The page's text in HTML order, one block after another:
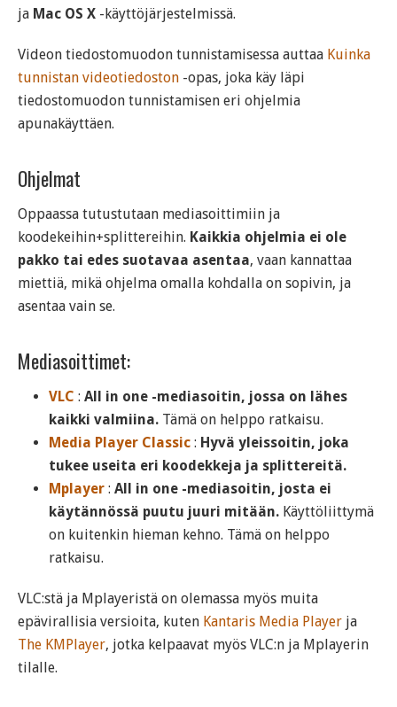
ja Mac OS X -käyttöjärjestelmissä.
Videon tiedostomuodon tunnistamisessa auttaa Kuinka
tunnistan videotiedoston -opas, joka käy läpi
tiedostomuodon tunnistamisen eri ohjelmia
apunakäyttäen.
Ohjelmat
Oppaassa tutustutaan mediasoittimiin ja
koodekeihin+splittereihin. Kaikkia ohjelmia ei ole
pakko tai edes suotavaa asentaa, vaan kannattaa
miettiä, mikä ohjelma omalla kohdalla on sopivin, ja
asentaa vain se.
Mediasoittimet:
VLC : All in one -mediasoitin, jossa on lähes
kaikki valmiina. Tämä on helppo ratkaisu.
Media Player Classic : Hyvä yleissoitin, joka
tukee useita eri koodekkeja ja splittereitä.
Mplayer : All in one -mediasoitin, josta ei
käytännössä puutu juuri mitään. Käyttöliittymä
on kuitenkin hieman kehno. Tämä on helppo
ratkaisu.
VLC:stä ja Mplayeristä on olemassa myös muita
epävirallisia versioita, kuten Kantaris Media Player ja
The KMPlayer, jotka kelpaavat myös VLC:n ja Mplayerin
tilalle.